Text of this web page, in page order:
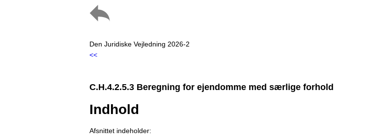
Den Juridiske Vejledning 2026-2
<<
C.H.4.2.5.3 Beregning for ejendomme med særlige forhold
Indhold
Afsnittet indeholder: